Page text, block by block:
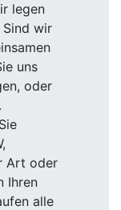
legen
wir
uns
oder
Art oder
Ihren
alle